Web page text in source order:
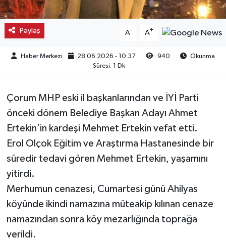
Paylaş A- A+
Haber Merkezi 28.06.2026 - 10:37 940
Okunma
Süresi: 1 Dk
Çorum MHP eski il başkanlarından ve İYİ Parti
önceki dönem Belediye Başkan Adayı Ahmet
Ertekin’in kardeşi Mehmet Ertekin vefat etti.
Erol Olçok Eğitim ve Araştırma Hastanesinde bir
süredir tedavi gören Mehmet Ertekin, yaşamını
yitirdi.
Merhumun cenazesi, Cumartesi günü Ahilyas
köyünde ikindi namazına müteakip kılınan cenaze
namazından sonra köy mezarlığında toprağa
verildi.
Kargı
Oğuzlar
Osmancık
Sungurlu
Uğurludağ
Sağlık